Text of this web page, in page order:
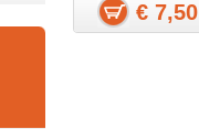
€ 7,50